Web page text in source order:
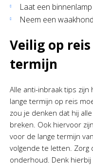
Laat een
Neem een waakhond
Veilig op
termijn
Alle anti-inbraak tips zijn
lange termijn op reis
zou je denken dat hij
breken. Ook hiervoor
voor de lange termijn
volgende te letten. Zorg
onderhoud. Denk